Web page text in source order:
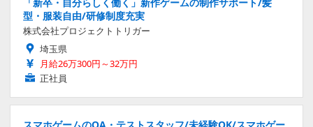
「新卒・自分らしく働く」新作ゲームの制作サポート/髪
型・服装自由/研修制度充実
株式会社プロジェクトトリガー
埼玉県
月給26万300円～32万円
正社員